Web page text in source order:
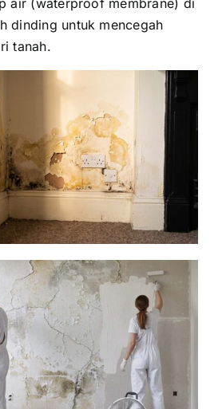
air (waterproof membrane) di
dinding untuk mencegah
tanah.